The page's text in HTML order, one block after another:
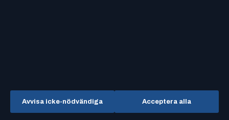
Avvisa icke-nödvändiga Acceptera alla